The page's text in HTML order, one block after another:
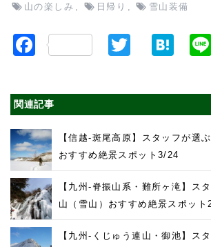
山の楽しみ , 日帰り , 雪山装備
F
c
e
b
o
o
k
itt
er
H
e
n
a
関連記事
【信越-斑尾高原】スタッフが選
おすすめ絶景スポット3/24
【九州-脊振山系・難所ヶ滝】ス
山（雪山）おすすめ絶景スポット
【九州-くじゅう連山・御池】ス